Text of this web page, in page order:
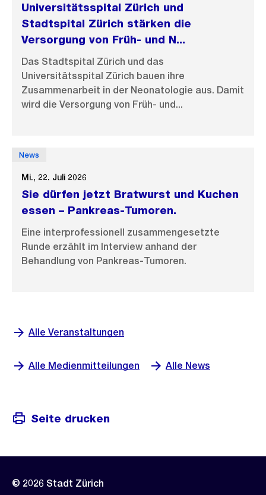
Universitätsspital Zürich und
Stadtspital Zürich stärken die
Versorgung von Früh- und N...
Das Stadtspital Zürich und das
Universitätsspital Zürich bauen ihre
Zusammenarbeit in der Neonatologie aus. Damit
wird die Versorgung von Früh- und...
News
Mi., 22. Juli 2026
Sie dürfen jetzt Bratwurst und Kuchen
essen – Pankreas-Tumoren.
Eine interprofessionell zusammengesetzte
Runde erzählt im Interview anhand der
Behandlung von Pankreas-Tumoren.
Alle Veranstaltungen
Alle Medienmitteilungen Alle News
Seite drucken
© 2026 Stadt Zürich